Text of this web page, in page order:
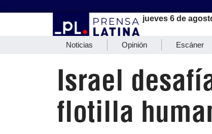
jueves 6 de
Noticias Opinión Escáner
Israel
flotilla